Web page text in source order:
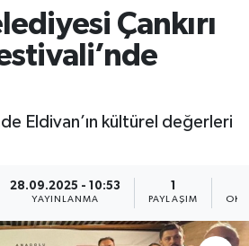
Çankırı
Eldivan’ın kültürel değerleri
28.09.2025 - 10:53
YAYINLANMA PAYLAŞIM